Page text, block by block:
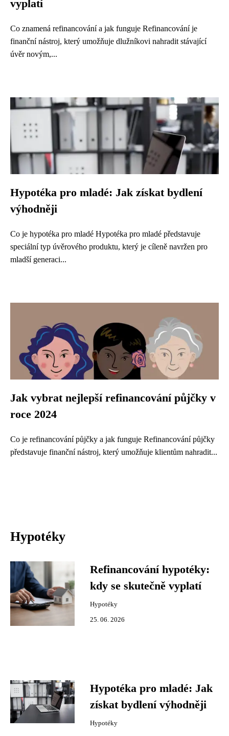
vyplatí
Co znamená refinancování a jak funguje Refinancování je
finanční nástroj, který umožňuje dlužníkovi nahradit stávající
úvěr novým,...
Hypotéka pro mladé: Jak získat bydlení
výhodněji
Co je hypotéka pro mladé Hypotéka pro mladé představuje
speciální typ úvěrového produktu, který je cíleně navržen pro
mladší generaci...
Jak vybrat nejlepší refinancování půjčky v
roce 2024
Co je refinancování půjčky a jak funguje Refinancování půjčky
představuje finanční nástroj, který umožňuje klientům nahradit...
Hypotéky
Refinancování hypotéky:
kdy se skutečně vyplatí
Hypotéky
25. 06. 2026
Hypotéka pro mladé: Jak
získat bydlení výhodněji
Hypotéky